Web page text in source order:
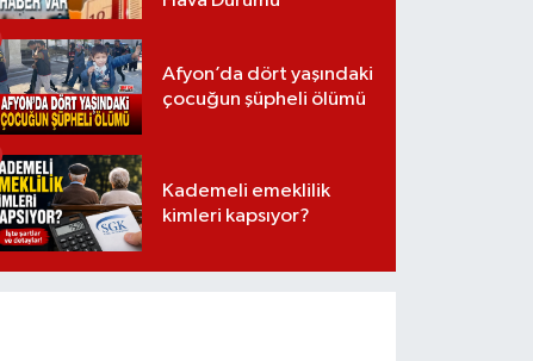
Afyon’da dört yaşındaki
çocuğun şüpheli ölümü
Kademeli emeklilik
kimleri kapsıyor?